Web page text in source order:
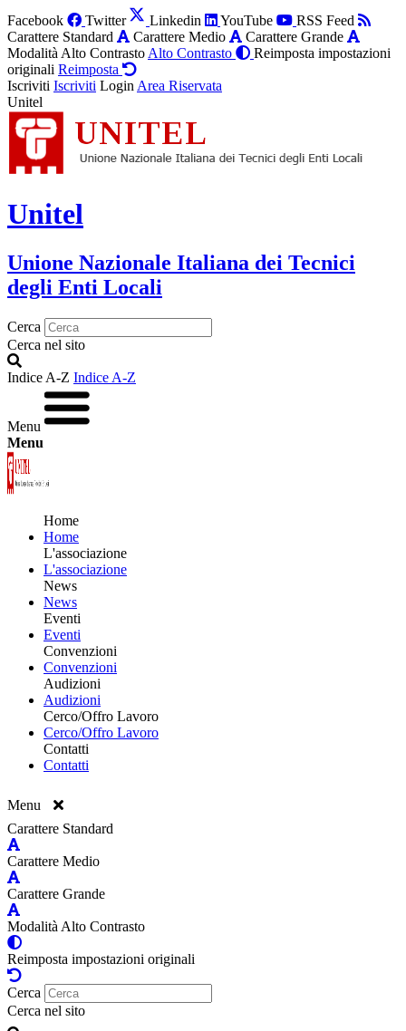
Facebook Twitter Linkedin YouTube
RSS Feed
Carattere Standard
Carattere Medio
Carattere Grande
Modalità Alto Contrasto Alto Contrasto
Reimposta impostazioni
originali Reimposta
Iscriviti Iscriviti Login Area Riservata
Unitel
Unitel
Unione Nazionale Italiana dei Tecnici
degli Enti Locali
Cerca
Cerca nel sito
Indice A-Z Indice A-Z
Menu
Menu
Home
Home
L'associazione
L'associazione
News
News
Eventi
Eventi
Convenzioni
Convenzioni
Audizioni
Audizioni
Cerco/Offro Lavoro
Cerco/Offro Lavoro
Contatti
Contatti
Menu
Carattere Standard
Carattere Medio
Carattere Grande
Modalità Alto Contrasto
Reimposta impostazioni originali
Cerca
Cerca nel sito